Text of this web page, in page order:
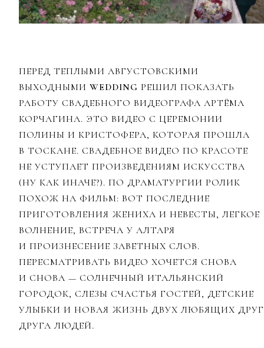
ПЕРЕД ТЕПЛЫМИ АВГУСТОВСКИМИ
ВЫХОДНЫМИ WEDDING РЕШИЛ ПОКАЗАТЬ
РАБОТУ СВАДЕБНОГО ВИДЕОГРАФА АРТЁМА
КОРЧАГИНА. ЭТО ВИДЕО С ЦЕРЕМОНИИ
ПОЛИНЫ И КРИСТОФЕРА, КОТОРАЯ ПРОШЛА
В ТОСКАНЕ. СВАДЕБНОЕ ВИДЕО ПО КРАСОТЕ
НЕ УСТУПАЕТ ПРОИЗВЕДЕНИЯМ ИСКУССТВА
(НУ КАК ИНАЧЕ?). ПО ДРАМАТУРГИИ РОЛИК
ПОХОЖ НА ФИЛЬМ: ВОТ ПОСЛЕДНИЕ
ПРИГОТОВЛЕНИЯ ЖЕНИХА И НЕВЕСТЫ, ЛЕГКОЕ
ВОЛНЕНИЕ, ВСТРЕЧА У АЛТАРЯ
И ПРОИЗНЕСЕНИЕ ЗАВЕТНЫХ СЛОВ.
ПЕРЕСМАТРИВАТЬ ВИДЕО ХОЧЕТСЯ СНОВА
И СНОВА — СОЛНЕЧНЫЙ ИТАЛЬЯНСКИЙ
ГОРОДОК, СЛЕЗЫ СЧАСТЬЯ ГОСТЕЙ, ДЕТСКИЕ
УЛЫБКИ И НОВАЯ ЖИЗНЬ ДВУХ ЛЮБЯЩИХ ДРУГ
ДРУГА ЛЮДЕЙ.